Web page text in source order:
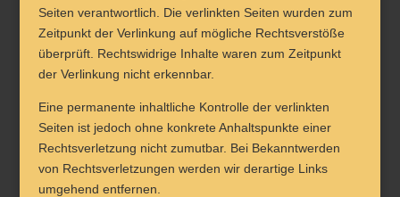
Seiten verantwortlich. Die verlinkten Seiten wurden zum
Zeitpunkt der Verlinkung auf mögliche Rechtsverstöße
überprüft. Rechtswidrige Inhalte waren zum Zeitpunkt
der Verlinkung nicht erkennbar.
Eine permanente inhaltliche Kontrolle der verlinkten
Seiten ist jedoch ohne konkrete Anhaltspunkte einer
Rechtsverletzung nicht zumutbar. Bei Bekanntwerden
von Rechtsverletzungen werden wir derartige Links
umgehend entfernen.